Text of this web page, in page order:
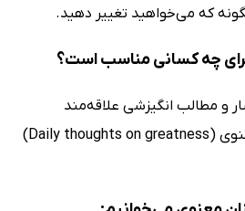
که می‌خواهید تغییر دهید.
چه کسانی مناسب است؟
و مطالب انگیزشی علاقه‌مند
هستید، کتاب سخنان معنوی (Daily thoughts on greatness)